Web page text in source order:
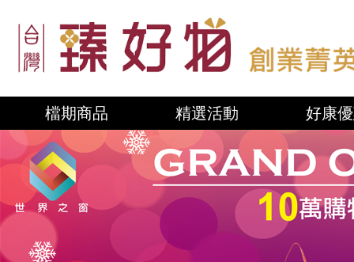
檔期商品 精選活動 好康